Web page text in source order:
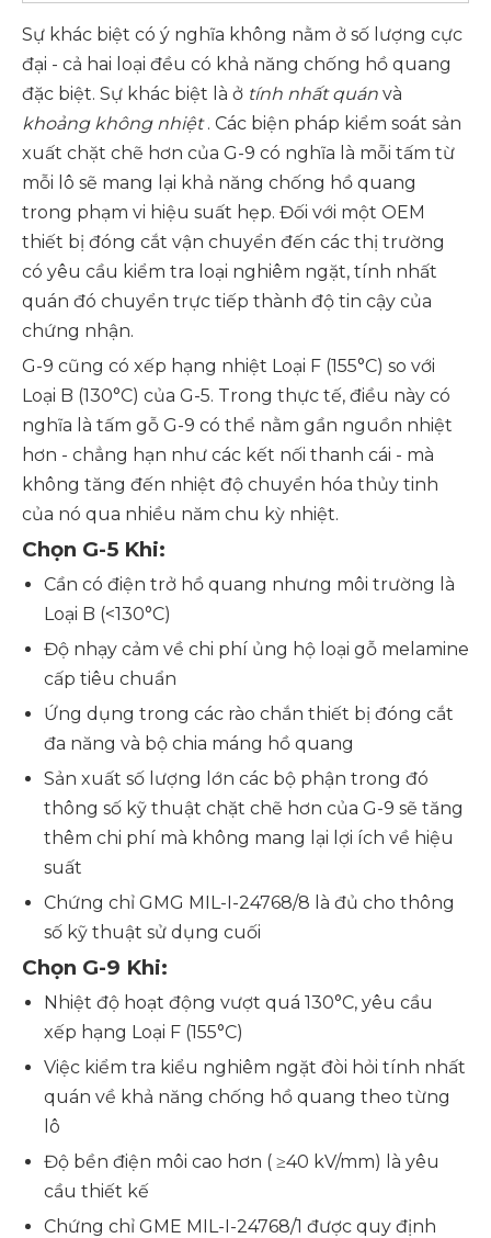
Sự khác biệt có ý nghĩa không nằm ở số lượng cực
đại - cả hai loại đều có khả năng chống hồ quang
đặc biệt. Sự khác biệt là ở tính nhất quán và
khoảng không nhiệt. Các biện pháp kiểm soát sản
xuất chặt chẽ hơn của G-9 có nghĩa là mỗi tấm từ
mỗi lô sẽ mang lại khả năng chống hồ quang
trong phạm vi hiệu suất hẹp. Đối với một OEM
thiết bị đóng cắt vận chuyển đến các thị trường
có yêu cầu kiểm tra loại nghiêm ngặt, tính nhất
quán đó chuyển trực tiếp thành độ tin cậy của
chứng nhận.
G-9 cũng có xếp hạng nhiệt Loại F (155°C) so với
Loại B (130°C) của G-5. Trong thực tế, điều này có
nghĩa là tấm gỗ G-9 có thể nằm gần nguồn nhiệt
hơn - chẳng hạn như các kết nối thanh cái - mà
không tăng đến nhiệt độ chuyển hóa thủy tinh
của nó qua nhiều năm chu kỳ nhiệt.
Chọn G-5 Khi:
Cần có điện trở hồ quang nhưng môi trường là
Loại B (<130°C)
Độ nhạy cảm về chi phí ủng hộ loại gỗ melamine
cấp tiêu chuẩn
Ứng dụng trong các rào chắn thiết bị đóng cắt
đa năng và bộ chia máng hồ quang
Sản xuất số lượng lớn các bộ phận trong đó
thông số kỹ thuật chặt chẽ hơn của G-9 sẽ tăng
thêm chi phí mà không mang lại lợi ích về hiệu
suất
Chứng chỉ GMG MIL-I-24768/8 là đủ cho thông
số kỹ thuật sử dụng cuối
Chọn G-9 Khi:
Nhiệt độ hoạt động vượt quá 130°C, yêu cầu
xếp hạng Loại F (155°C)
Việc kiểm tra kiểu nghiêm ngặt đòi hỏi tính nhất
quán về khả năng chống hồ quang theo từng
lô
Độ bền điện môi cao hơn ( ≥40 kV/mm) là yêu
cầu thiết kế
Chứng chỉ GME MIL-I-24768/1 được quy định